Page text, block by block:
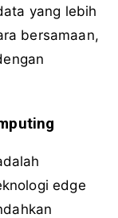
yang lebih
bersamaan,
edge